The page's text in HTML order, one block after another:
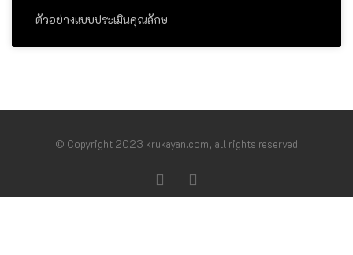
ตัวอย่างแบบประเมินคุณลักษ
© Copyright 2023 krukayan.com, all rights reserved